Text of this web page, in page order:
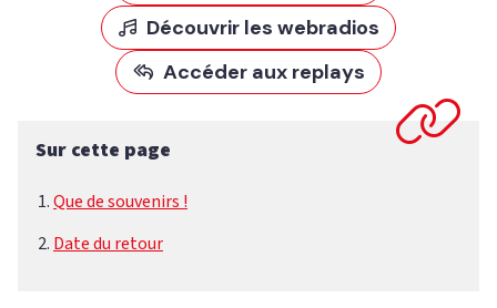
Découvrir les webradios
Accéder aux replays
Sur cette page
Que de souvenirs !
Date du retour